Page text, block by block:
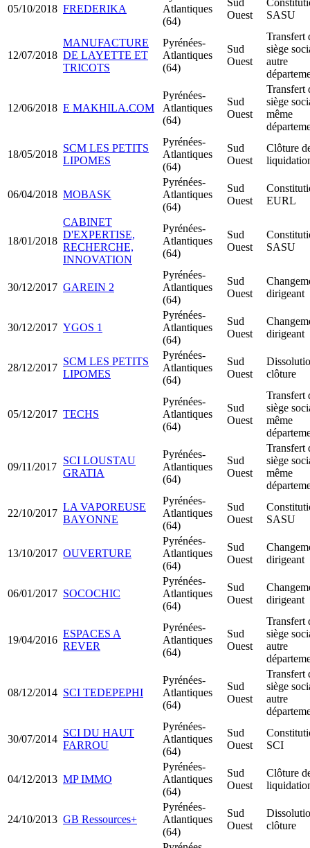
05/10/2018 FREDERIKA
Atlantiques
(64)
Sud
Ouest
SASU
12/07/2018
MANUFACTURE
DE LAYETTE ET
TRICOTS
Pyrénées-
Atlantiques
(64)
Sud
Ouest
Transfert
siège
autre
12/06/2018 E MAKHILA.COM
Pyrénées-
Atlantiques
(64)
Sud
Ouest
Transfert
siège
même
18/05/2018
SCM LES PETITS
LIPOMES
Pyrénées-
Atlantiques
(64)
Sud
Ouest
Clôture
06/04/2018 MOBASK
Pyrénées-
Atlantiques
(64)
Sud
Ouest
EURL
18/01/2018
CABINET
D'EXPERTISE,
RECHERCHE,
INNOVATION
Pyrénées-
Atlantiques
(64)
Sud
Ouest
SASU
30/12/2017 GAREIN 2
Pyrénées-
Atlantiques
(64)
Sud
Ouest
dirigeant
30/12/2017 YGOS 1
Pyrénées-
Atlantiques
(64)
Sud
Ouest
dirigeant
28/12/2017
SCM LES PETITS
LIPOMES
Pyrénées-
Atlantiques
(64)
Sud
Ouest
clôture
05/12/2017 TECHS
Pyrénées-
Atlantiques
(64)
Sud
Ouest
Transfert
siège
même
09/11/2017
SCI LOUSTAU
GRATIA
Pyrénées-
Atlantiques
(64)
Sud
Ouest
Transfert
siège
même
22/10/2017
LA VAPOREUSE
BAYONNE
Pyrénées-
Atlantiques
(64)
Sud
Ouest
SASU
13/10/2017 OUVERTURE
Pyrénées-
Atlantiques
(64)
Sud
Ouest
dirigeant
06/01/2017 SOCOCHIC
Pyrénées-
Atlantiques
(64)
Sud
Ouest
dirigeant
19/04/2016
ESPACES A
REVER
Pyrénées-
Atlantiques
(64)
Sud
Ouest
Transfert
siège
autre
08/12/2014 SCI TEDEPEPHI
Pyrénées-
Atlantiques
(64)
Sud
Ouest
Transfert
siège
autre
30/07/2014
SCI DU HAUT
FARROU
Pyrénées-
Atlantiques
(64)
Sud
Ouest
SCI
04/12/2013 MP IMMO
Pyrénées-
Atlantiques
(64)
Sud
Ouest
Clôture
24/10/2013 GB Ressources+
Pyrénées-
Atlantiques
(64)
Sud
Ouest
clôture